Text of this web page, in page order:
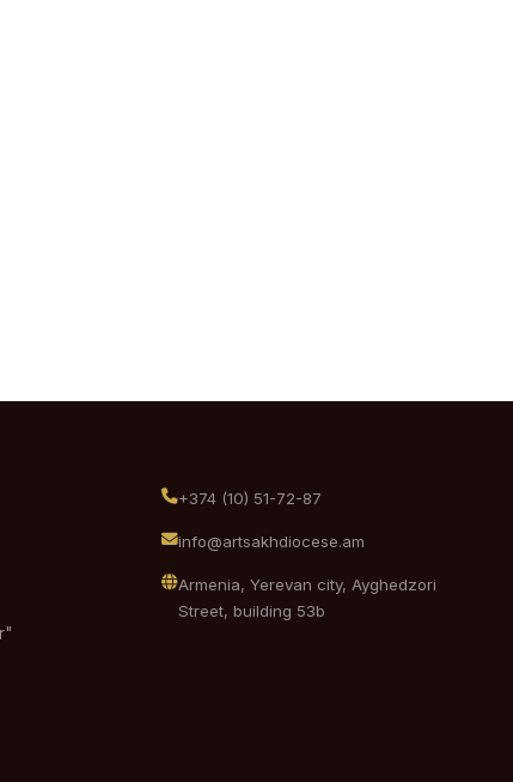
+374 (10) 51-72-87
info@artsakhdiocese.am
Armenia, Yerevan city, Ayghedzori
Street, building 53b